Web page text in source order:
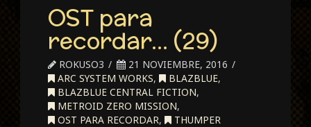
OST para
recordar… (29)
ROKUSO3
21 NOVIEMBRE, 2016
ARC SYSTEM WORKS, BLAZBLUE,
BLAZBLUE CENTRAL FICTION,
METROID ZERO MISSION,
OST PARA RECORDAR, THUMPER